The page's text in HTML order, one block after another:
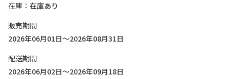
在庫
在庫あり
販売期間
2026年06月01日～2026年08月31日
配送期間
2026年06月02日～2026年09月18日